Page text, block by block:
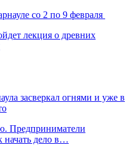
со 2 по 9 февраля
лекция о древних
засверкал огнями и уже в
Предприниматели
начать дело в…